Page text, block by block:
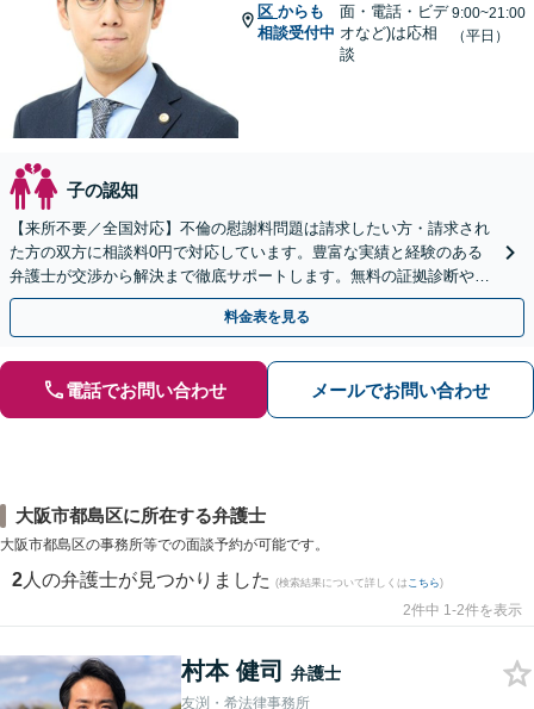
区 からも
相談受付中
面・電話・ビデ
オなど)は応相
談
9:00~21:00
（平日）
子の認知
【来所不要／全国対応】不倫の慰謝料問題は請求したい方・請求され
た方の双方に相談料0円で対応しています。豊富な実績と経験のある
弁護士が交渉から解決まで徹底サポートします。無料の証拠診断や着
手金の返還保証もありますので安心してご相談ください。
料金表を見る
電話でお問い合わせ メールでお問い合わせ
大阪市都島区に所在する弁護士
大阪市都島区の事務所等での面談予約が可能です。
2 人の弁護士が見つかりました (検索結果について詳しくは こちら)
2件中 1-2件を表示
村本 健司 弁護士
友渕・希法律事務所